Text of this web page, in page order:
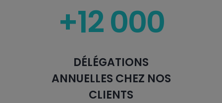
+12 000
DÉLÉGATIONS
ANNUELLES CHEZ NOS
CLIENTS